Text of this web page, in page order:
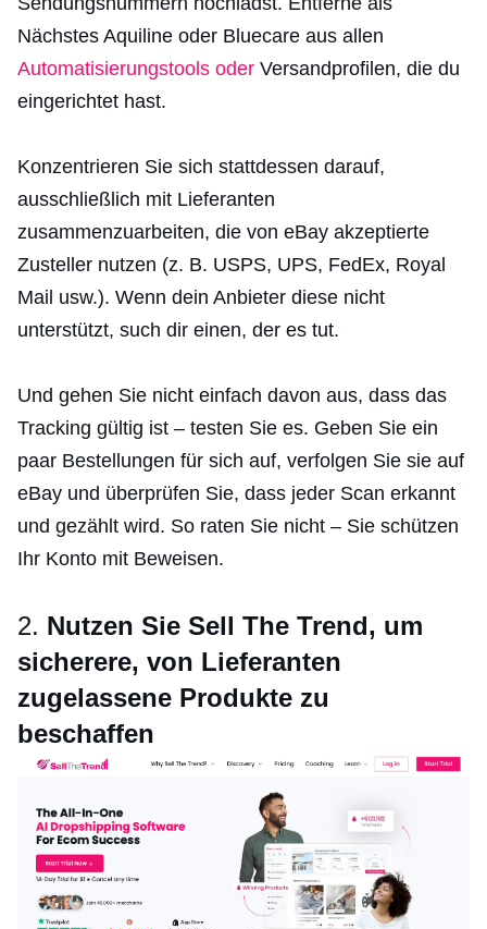
Nächstes Aquiline oder Bluecare aus allen
Automatisierungstools oder Versandprofilen, die du
eingerichtet hast.
Konzentrieren Sie sich stattdessen darauf,
ausschließlich mit Lieferanten
zusammenzuarbeiten, die von eBay akzeptierte
Zusteller nutzen (z. B. USPS, UPS, FedEx, Royal
Mail usw.). Wenn dein Anbieter diese nicht
unterstützt, such dir einen, der es tut.
Und gehen Sie nicht einfach davon aus, dass das
Tracking gültig ist – testen Sie es. Geben Sie ein
paar Bestellungen für sich auf, verfolgen Sie sie auf
eBay und überprüfen Sie, dass jeder Scan erkannt
und gezählt wird. So raten Sie nicht – Sie schützen
Ihr Konto mit Beweisen.
2. Nutzen Sie Sell The Trend, um
sicherere, von Lieferanten
zugelassene Produkte zu
beschaffen